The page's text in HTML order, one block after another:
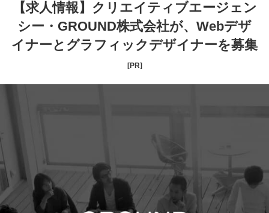
COLUMN
コラム
【求人情報】クリエイティブエージェン
シー・GROUND株式会社が、Webデザ
イナーとグラフィックデザイナーを募集
[PR]